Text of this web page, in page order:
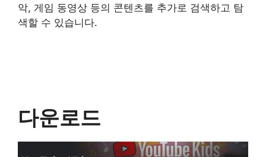
악, 게임 동영상 등의 콘텐츠를 추가로 검색하고 탐
색할 수 있습니다.
다운로드